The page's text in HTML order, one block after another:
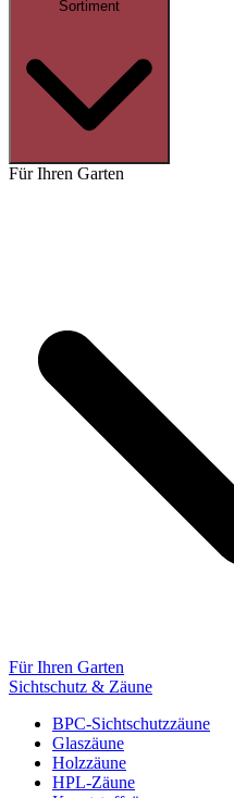
Sortiment
Für Ihren Garten
Für Ihren Garten
Sichtschutz & Zäune
BPC-Sichtschutzzäune
Glaszäune
Holzzäune
HPL-Zäune